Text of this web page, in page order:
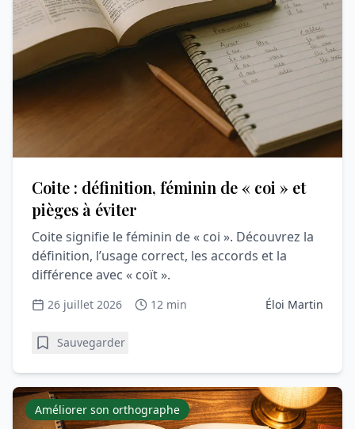
Coite : définition, féminin de « coi » et
pièges à éviter
Coite signifie le féminin de « coi ». Découvrez la
définition, l’usage correct, les accords et la
différence avec « coït ».
26 juillet 2026 12 min Éloi Martin
Sauvegarder
Améliorer son orthographe